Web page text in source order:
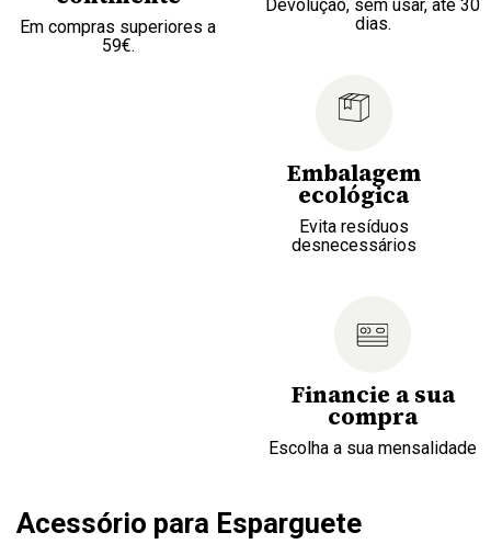
Em compras superiores a
59€.
Devolução, sem usar, até 30
dias.
Embalagem
ecológica
Evita resíduos
desnecessários
Financie a sua
compra
Escolha a sua mensalidade
Acessório para Esparguete